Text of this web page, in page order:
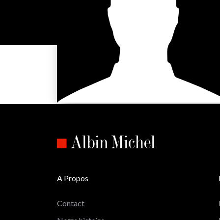
A Propos
Contact